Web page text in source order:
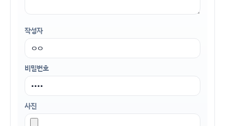
작성자
비밀번호
사진